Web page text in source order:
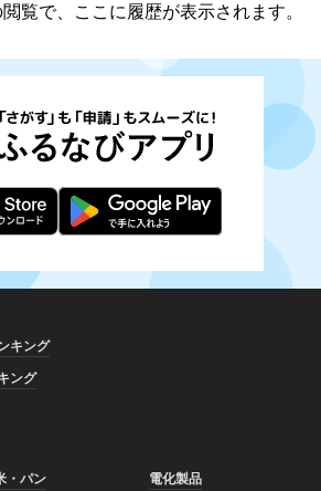
覧で、ここに履歴が表示されます。
キング
ング
・パン
電化製品